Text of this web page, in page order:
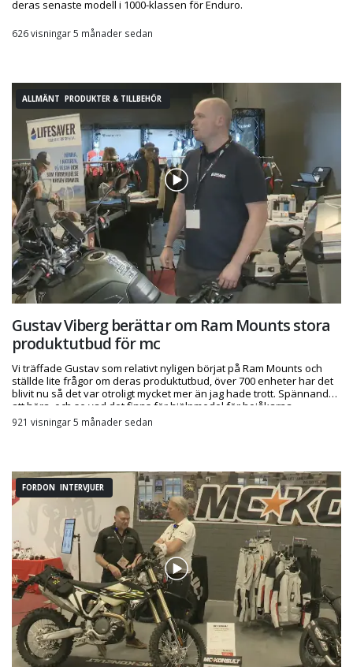
deras senaste modell i 1000-klassen för Enduro.
626 visningar 5 månader sedan
ALLMÄNT PRODUKTER & TILLBEHÖR
Gustav Viberg berättar om Ram Mounts stora
produktutbud för mc
Vi träffade Gustav som relativt nyligen börjat på Ram Mounts och
ställde lite frågor om deras produktutbud, över 700 enheter har det
blivit nu så det var otroligt mycket mer än jag hade trott. Spännande
att höra, och se vad det finns för hjälpmedel för hojåkarna
921 visningar 5 månader sedan
FORDON INTERVJUER